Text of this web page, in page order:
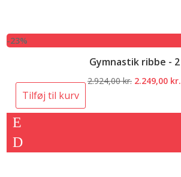
-23%
Gymnastik ribbe - 2
2.924,00kr. Den
2.249,00 kr.
Tilføj til kurv